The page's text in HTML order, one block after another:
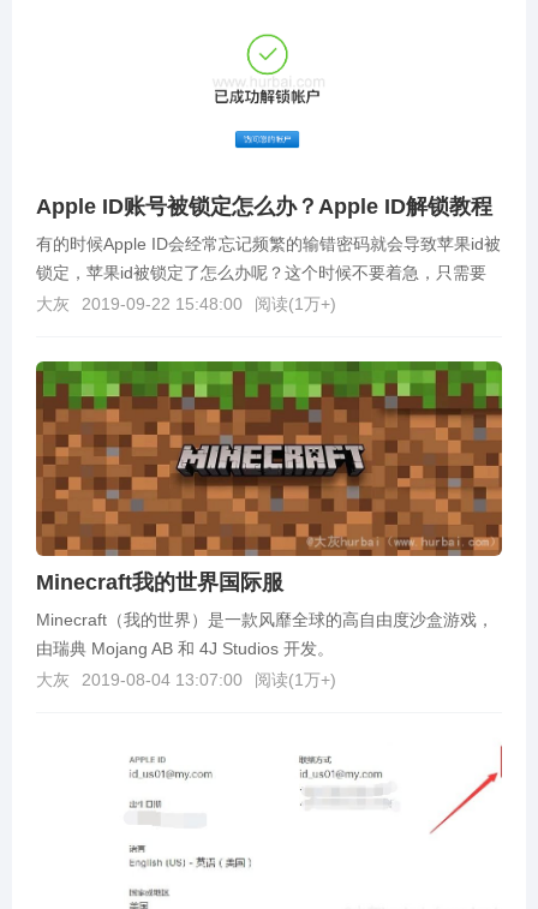
Apple ID账号被锁定怎么办？Apple ID解锁教程
有的时候Apple ID会经常忘记频繁的输错密码就会导致苹果id被
锁定，苹果id被锁定了怎么办呢？这个时候不要着急，只需要
去解锁一下就行，解锁过程也很简单，不知...
大灰 2019-09-22 15:48:00 阅读(1万+)
Minecraft我的世界国际服
Minecraft（我的世界）是一款风靡全球的高自由度沙盒游戏，
由瑞典 Mojang AB 和 4J Studios 开发。
大灰
2019-08-04 13:07:00 阅读(1万+)